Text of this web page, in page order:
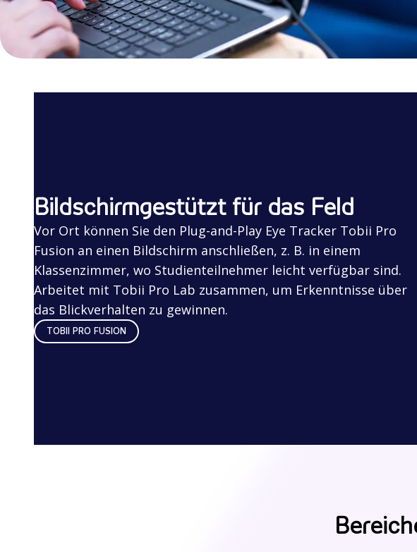
Bildschirmgestützt für das Feld
Vor Ort können Sie den Plug-and-Play Eye Tracker Tobii Pro
Fusion an einen Bildschirm anschließen, z. B. in einem
Klassenzimmer, wo Studienteilnehmer leicht verfügbar sind.
Arbeitet mit Tobii Pro Lab zusammen, um Erkenntnisse über
das Blickverhalten zu gewinnen.
TOBII PRO FUSION